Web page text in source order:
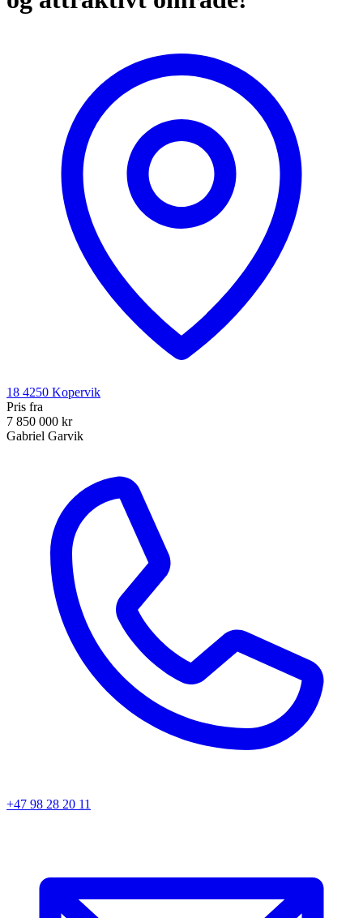
18 4250 Kopervik
Pris fra
7 850 000 kr
Gabriel Garvik
+47 98 28 20 11